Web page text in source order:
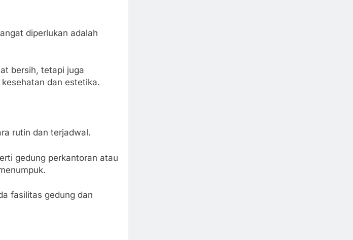
diperlukan adalah
bersih, tetapi juga
dan estetika.
rutin dan terjadwal.
gedung perkantoran atau
fasilitas gedung dan